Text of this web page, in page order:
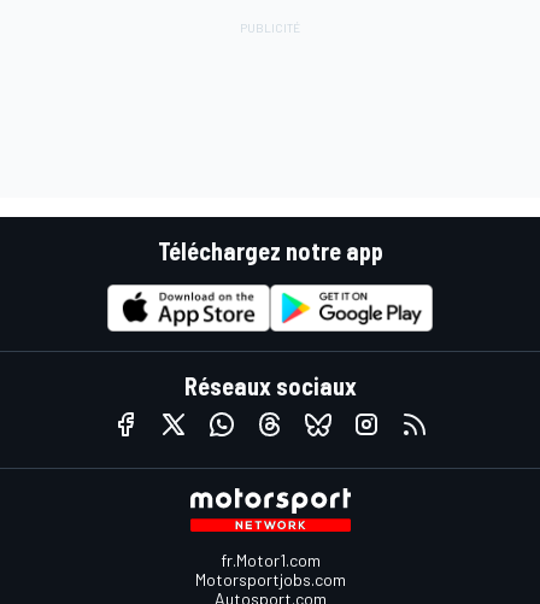
Téléchargez notre app
Réseaux sociaux
fr.Motor1.com
Motorsportjobs.com
Autosport.com